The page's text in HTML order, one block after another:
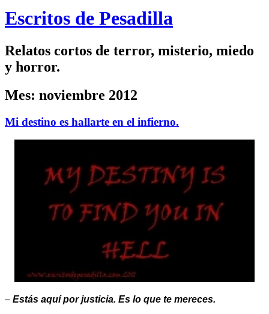
Escritos de Pesadilla
Relatos cortos de terror, misterio, miedo
y horror.
Mes: noviembre 2012
Mi destino es hallarte en el infierno.
– Estás aquí por justicia. Es lo que te mereces.